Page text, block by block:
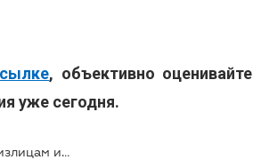
, объективно оценивайте
уже сегодня.
Президент подписал Указ о применении санкций к 8 физлицам и 19 юрлицам